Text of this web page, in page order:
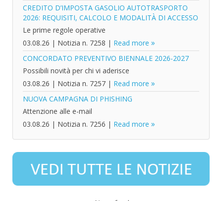
CREDITO D’IMPOSTA GASOLIO AUTOTRASPORTO
2026: REQUISITI, CALCOLO E MODALITÀ DI ACCESSO
Le prime regole operative
03.08.26 | Notizia n. 7258 | Read more
CONCORDATO PREVENTIVO BIENNALE 2026-2027
Possibili novità per chi vi aderisce
03.08.26 | Notizia n. 7257 | Read more
NUOVA CAMPAGNA DI PHISHING
Attenzione alle e-mail
03.08.26 | Notizia n. 7256 | Read more